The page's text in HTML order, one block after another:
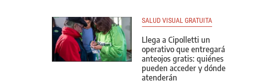
SALUD VISUAL GRATUITA
Llega a Cipolletti un
operativo que entregará
anteojos gratis: quiénes
pueden acceder y dónde
atenderán